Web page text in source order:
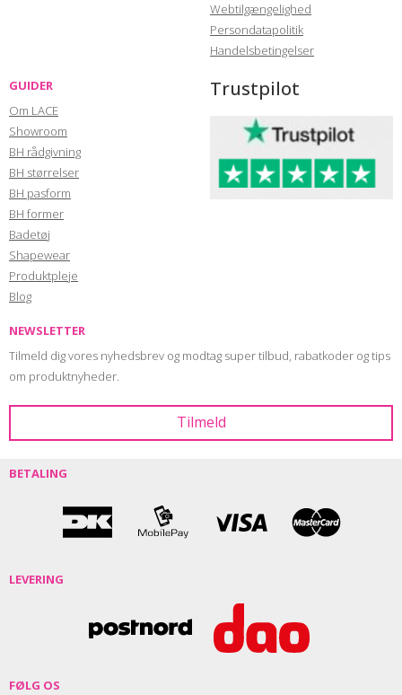
Webtilgængelighed
Persondatapolitik
Handelsbetingelser
GUIDER
Om LACE
Showroom
BH rådgivning
BH størrelser
BH pasform
BH former
Badetøj
Shapewear
Produktpleje
Blog
Trustpilot
NEWSLETTER
Tilmeld dig vores nyhedsbrev og modtag super tilbud, rabatkoder og tips
om produktnyheder.
BETALING
LEVERING
FØLG OS